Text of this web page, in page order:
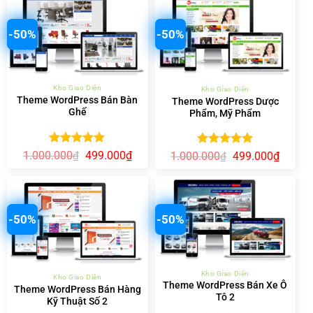
499.000₫.
-50%
Kho Giao Diện
Theme WordPress Bán Bàn
Ghế
Được xếp
1.000.000₫ Giá
1.000.000₫.
499.000₫Giá
hiện
499.000₫.
-50%
Kho Giao Diện
Theme WordPress Dược
Phẩm, Mỹ Phẩm
Được xếp
1.000.000₫ Giá
1.000.000₫.
499.000₫Giá
-50%
Kho Giao Diện
Theme WordPress Bán Hàng
Kỹ Thuật Số 2
-50%
Kho Giao Diện
Theme WordPress Bán Xe Ô
Tô 2